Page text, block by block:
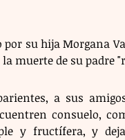
su hija Morgana
muerte de su padre
a sus
consuelo,
y fructífera, y